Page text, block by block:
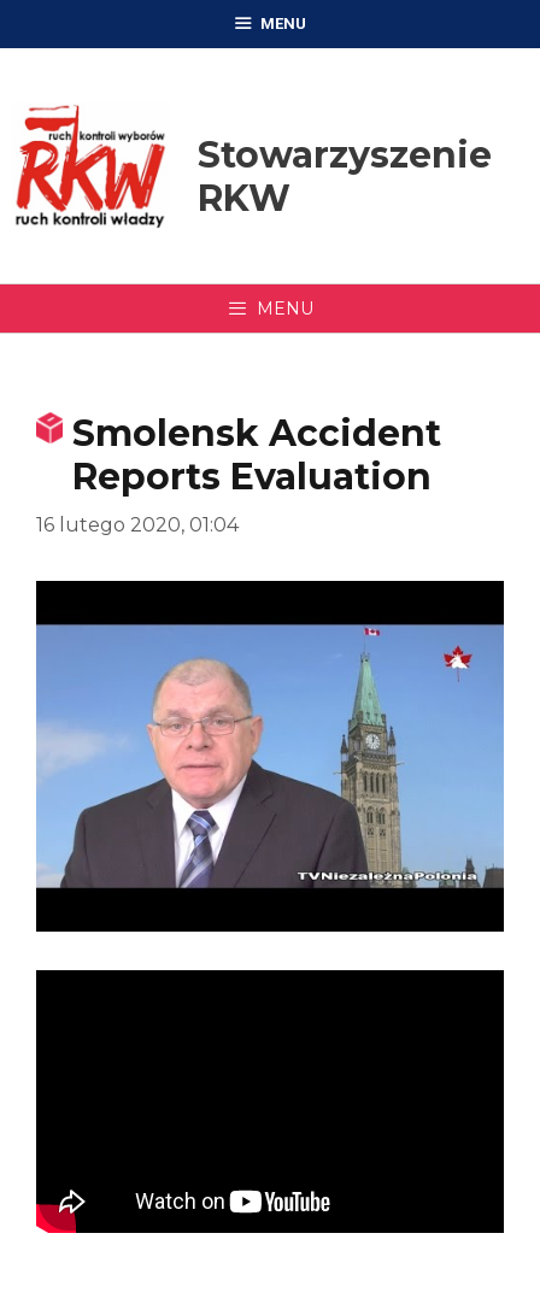
MENU
Stowarzyszenie
RKW
MENU
Smolensk Accident
Reports Evaluation
16 lutego 2020, 01:04